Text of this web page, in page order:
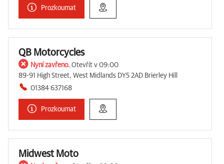
Prozkoumat
QB Motorcycles
Nyní zavřeno. Otevřít v 09:00
89-91 High Street, West Midlands DY5 2AD Brierley Hill
01384 637168
Prozkoumat
Midwest Moto